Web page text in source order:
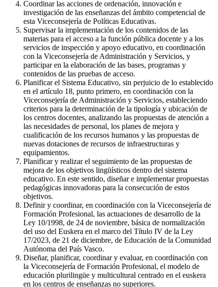
Coordinar las acciones de ordenación, innovación e
investigación de las enseñanzas del ámbito competencial de
esta Viceconsejería de Políticas Educativas.
Supervisar la implementación de los contenidos de las
materias para el acceso a la función pública docente y a los
servicios de inspección y apoyo educativo, en coordinación
con la Viceconsejería de Administración y Servicios, y
participar en la elaboración de las bases, programas y
contenidos de las pruebas de acceso.
Planificar el Sistema Educativo, sin perjuicio de lo establecido
en el artículo 18, punto primero, en coordinación con la
Viceconsejería de Administración y Servicios, estableciendo
criterios para la determinación de la tipología y ubicación de
los centros docentes, analizando las propuestas de atención a
las necesidades de personal, los planes de mejora y
cualificación de los recursos humanos y las propuestas de
nuevas dotaciones de recursos de infraestructuras y
equipamientos.
Planificar y realizar el seguimiento de las propuestas de
mejora de los objetivos lingüísticos dentro del sistema
educativo. En este sentido, diseñar e implementar propuestas
pedagógicas innovadoras para la consecución de estos
objetivos.
Definir y coordinar, en coordinación con la Viceconsejería de
Formación Profesional, las actuaciones de desarrollo de la
Ley 10/1998, de 24 de noviembre, básica de normalización
del uso del Euskera en el marco del Título IV de la Ley
17/2023, de 21 de diciembre, de Educación de la Comunidad
Autónoma del País Vasco.
Diseñar, planificar, coordinar y evaluar, en coordinación con
la Viceconsejería de Formación Profesional, el modelo de
educación plurilingüe y multicultural centrado en el euskera
en los centros de enseñanzas no superiores.